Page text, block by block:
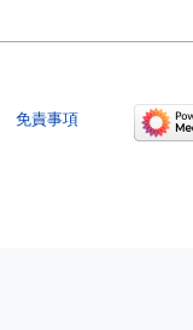
免責事項